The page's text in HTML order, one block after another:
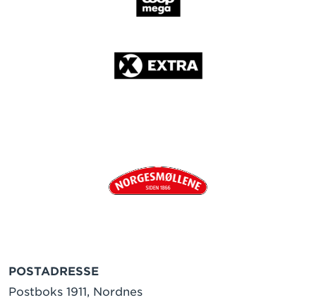
POSTADRESSE
Postboks 1911, Nordnes